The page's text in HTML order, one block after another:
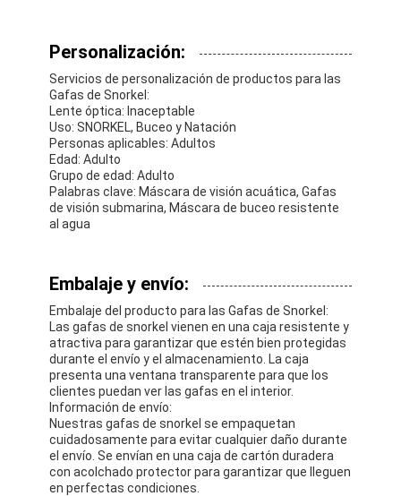
Personalización:
Servicios de personalización de productos para las
Gafas de Snorkel:
Lente óptica: Inaceptable
Uso: SNORKEL, Buceo y Natación
Personas aplicables: Adultos
Edad: Adulto
Grupo de edad: Adulto
Palabras clave: Máscara de visión acuática, Gafas
de visión submarina, Máscara de buceo resistente
al agua
Embalaje y envío:
Embalaje del producto para las Gafas de Snorkel:
Las gafas de snorkel vienen en una caja resistente y
atractiva para garantizar que estén bien protegidas
durante el envío y el almacenamiento. La caja
presenta una ventana transparente para que los
clientes puedan ver las gafas en el interior.
Información de envío:
Nuestras gafas de snorkel se empaquetan
cuidadosamente para evitar cualquier daño durante
el envío. Se envían en una caja de cartón duradera
con acolchado protector para garantizar que lleguen
en perfectas condiciones.